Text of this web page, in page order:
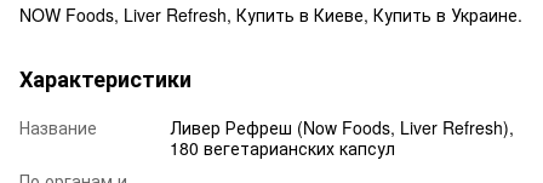
NOW Foods, Liver Refresh, Купить в Киеве, Купить в Украине.
Характеристики
Название
Ливер Рефреш (Now Foods, Liver Refresh),
180 вегетарианских капсул